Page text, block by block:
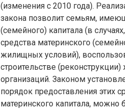
(изменения с 2010 года).
закона позволит семьям,
(семейного) капитала (в
средства материнского
жилищных условий),
строительстве
организаций. Законом
порядок предоставления этих
материнского капитала, можно